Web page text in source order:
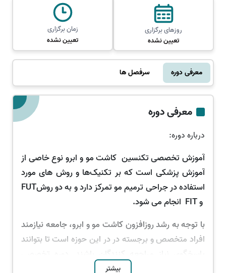
روزهای برگزاری
تعیین نشده
زمان برگزاری
تعیین نشده
معرفی دوره سرفصل ها
معرفی دوره
درباره دوره:
آموزش تخصصی تکنسین کاشت موو ابرونوع خاصی از
آموزش پزشکی است که بر تکنیک‌ها و روش های مورد
استفاده در جراحی ترمیم مو تمرکز دارد و به دو روشFUT
و
انجام می شود.
با توجه به رشد روزافزون کاشت مو و ابرو، جامعه نیازمند
افراد متخصص و برجسته در در این حوزه است تا بتوانند
پاسخگوی نیاز مراجعه کنندگان باشند. دوره تخصصی
تکنسین کاشت مو و ابرو یک دوره مهارتی ویژه پیرا
بیشتر